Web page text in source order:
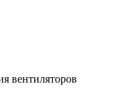
вентиляторов